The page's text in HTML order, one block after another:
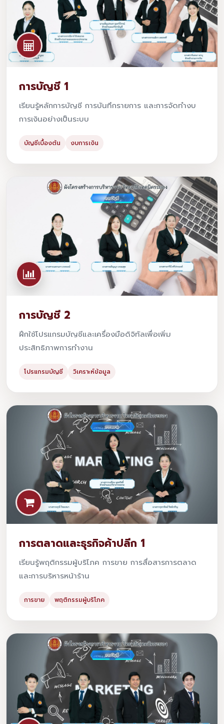
การบัญชี 1
เรียนรู้หลักการบัญชี การบันทึกรายการ และการจัดทำงบ
การเงินอย่างเป็นระบบ
บัญชีเบื้องต้น งบการเงิน
การบัญชี 2
ฝึกใช้โปรแกรมบัญชีและเครื่องมือดิจิทัลเพื่อเพิ่ม
ประสิทธิภาพการทำงาน
โปรแกรมบัญชี วิเคราะห์ข้อมูล
การตลาดและธุรกิจค้าปลีก 1
เรียนรู้พฤติกรรมผู้บริโภค การขาย การสื่อสารการตลาด
และการบริหารหน้าร้าน
การขาย พฤติกรรมผู้บริโภค